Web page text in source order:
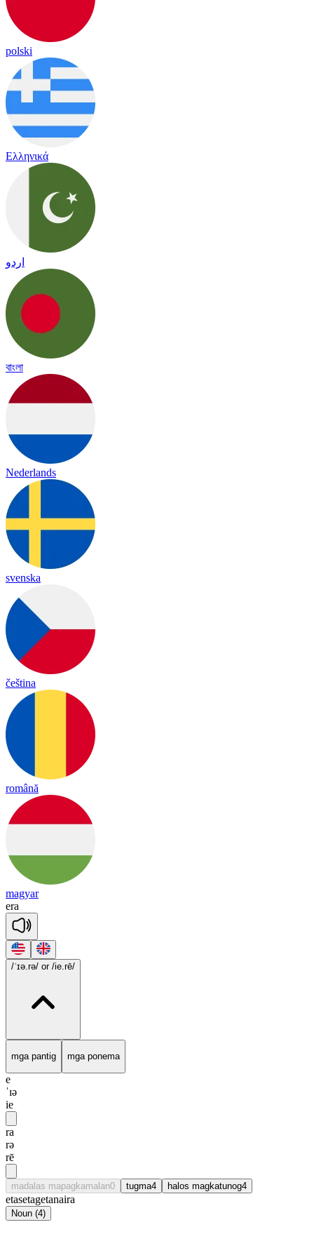
polski
Ελληνικά
اردو
বাংলা
Nederlands
svenska
čeština
română
magyar
era
/ˈɪə.rə/ or /ie.rē/
mga pantig mga ponema
e
ˈɪə
ie
ra
rə
rē
madalas mapagkamalan0 tugma4 halos magkatunog4
etasetagetanaira
Noun (4)